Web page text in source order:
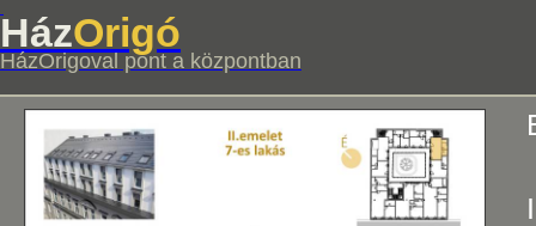
HázOrigó
HázOrigoval pont a központban